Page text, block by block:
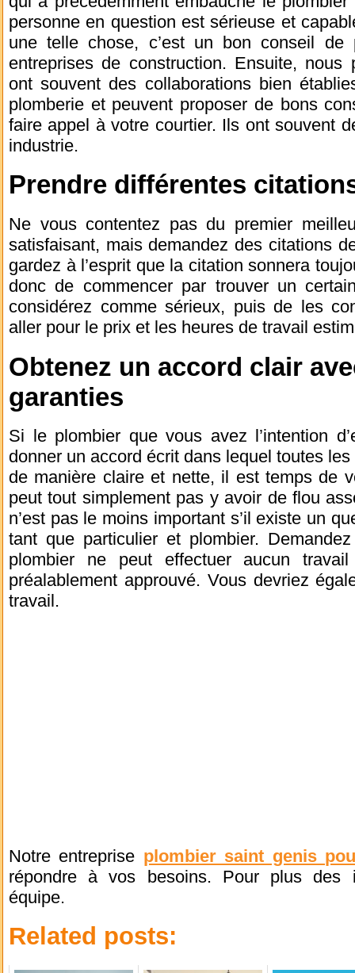
personne en question est sérieuse et
une telle chose, c’est un bon conseil de
entreprises de construction. Ensuite, nous
ont souvent des collaborations bien
plomberie et peuvent proposer de bons
faire appel à votre courtier. Ils ont souvent
industrie.
Prendre différentes
Ne vous contentez pas du premier
satisfaisant, mais demandez des citations
gardez à l’esprit que la citation sonnera
donc de commencer par trouver un
considérez comme sérieux, puis de les
aller pour le prix et les heures de travail
Obtenez un accord clair
garanties
Si le plombier que vous avez l’intention
donner un accord écrit dans lequel toutes
de manière claire et nette, il est temps de
peut tout simplement pas y avoir de flou
n’est pas le moins important s’il existe un
tant que particulier et plombier.
plombier ne peut effectuer aucun travail
préalablement approuvé. Vous devriez
travail.
Notre entreprise plombier saint genis
répondre à vos besoins. Pour plus des
équipe.
Related posts: